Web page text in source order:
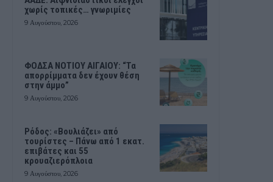
χωρίς τοπικές… γνωριμίες
9 Αυγούστου, 2026
ΦΟΔΣΑ ΝΟΤΙΟΥ ΑΙΓΑΙΟΥ: “Τα
απορρίμματα δεν έχουν θέση
στην άμμο”
9 Αυγούστου, 2026
Ρόδος: «Βουλιάζει» από
τουρίστες – Πάνω από 1 εκατ.
επιβάτες και 55
κρουαζιερόπλοια
9 Αυγούστου, 2026